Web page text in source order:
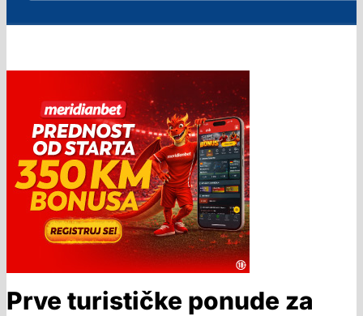
Prve turističke ponude za